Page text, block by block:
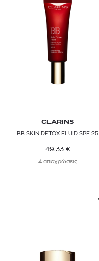
CLARINS
BB SKIN DETOX FLUID SPF 25
49,33 €
4 αποχρώσεις